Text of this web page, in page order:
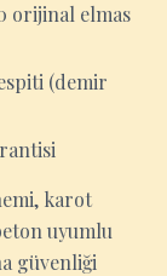
orijinal elmas
(demir
karot
uyumlu
güvenliği